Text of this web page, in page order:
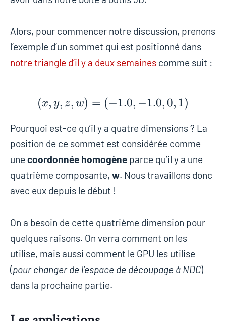
Alors, pour commencer notre discussion, prenons
l’exemple d’un sommet qui est positionné dans
notre triangle d’il y a deux semaines comme suit :
(x, y, z, w) = (-1.0, -
(x, y, z, w) = (−1.0, −1.0, 0, 1)
Pourquoi est-ce qu’il y a quatre dimensions ? La
position de ce sommet est considérée comme
une coordonnée homogène parce qu’il y a une
quatrième composante, w. Nous travaillons donc
avec eux depuis le début !
On a besoin de cette quatrième dimension pour
quelques raisons. On verra comment on les
utilise, mais aussi comment le GPU les utilise
(pour changer de l’espace de découpage à NDC)
dans la prochaine partie.